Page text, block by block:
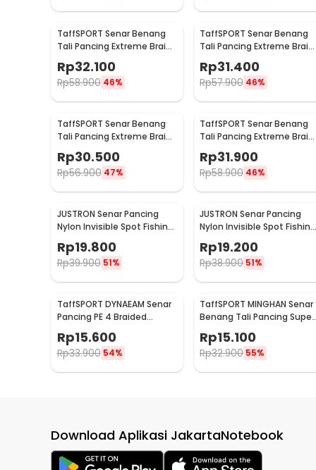
TaffSPORT Senar Benang
Tali Pancing Extreme Braid
1.2 300M - FM-PEL
Rp32.100
Rp58.900 46%
TaffSPORT Senar Benang
Tali Pancing Extreme Braid
2.5 300M - FM-PEL
Rp31.400
Rp57.900 46%
TaffSPORT Senar Benang
Tali Pancing Extreme Braid
3.0 300M - FM-PEL
Rp30.500
Rp56.900 47%
TaffSPORT Senar Benang
Tali Pancing Extreme Braid
5.0 300M - FM-PEL
Rp31.900
Rp58.900 46%
JUSTRON Senar Pancing
Nylon Invisible Spot Fishing
Line 500M 4.0 - MR-500M
Rp19.800
Rp39.900 51%
JUSTRON Senar Pancing
Nylon Invisible Spot Fishing
Rp19.200
Rp38.900 51%
TaffSPORT DYNAEAM Senar
Pancing PE 4 Braided
Strand Fishing Line 100M 1.0
- FM10
Rp15.600
Rp33.900 54%
TaffSPORT MINGHAN Senar
Benang Tali Pancing Super
X4
Rp15.100
Rp32.900 55%
Download Aplikasi JakartaNotebook